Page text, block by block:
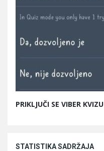
PRIKLJUČI SE VIBER KVIZU
STATISTIKA SADRŽAJA